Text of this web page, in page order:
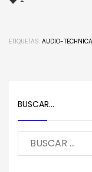
ETIQUETAS: AUDIO-TECHNICA
BUSCAR…